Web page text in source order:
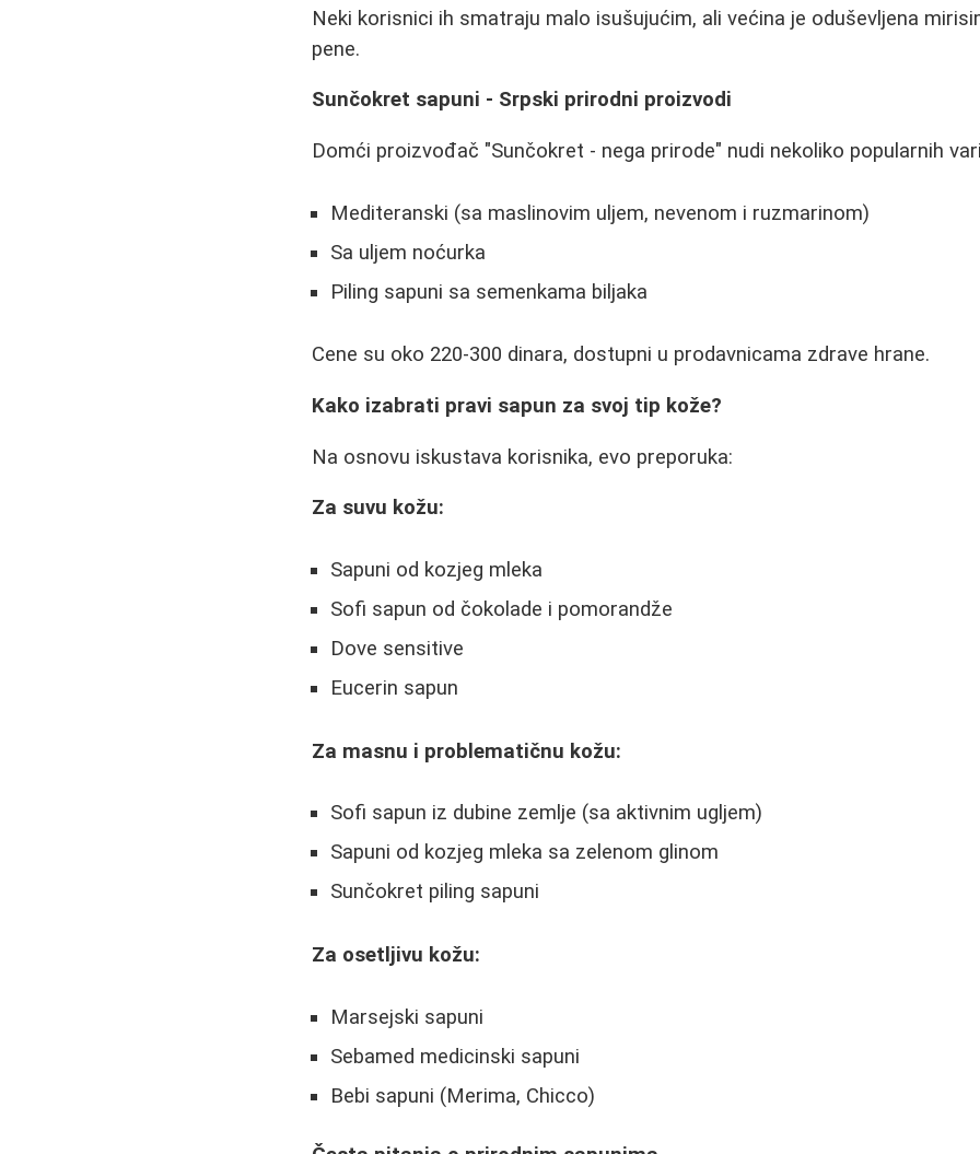
Neki korisnici ih smatraju malo isušujućim, ali većina je oduševljena
pene.
Sunčokret sapuni - Srpski prirodni proizvodi
Domći proizvođač "Sunčokret - nega prirode" nudi nekoliko popularnih
Mediteranski (sa maslinovim uljem, nevenom i ruzmarinom)
Sa uljem noćurka
Piling sapuni sa semenkama biljaka
Cene su oko 220-300 dinara, dostupni u prodavnicama zdrave hrane.
Kako izabrati pravi sapun za svoj tip kože?
Na osnovu iskustava korisnika, evo preporuka:
Za suvu kožu:
Sapuni od kozjeg mleka
Sofi sapun od čokolade i pomorandže
Dove sensitive
Eucerin sapun
Za masnu i problematičnu kožu:
Sofi sapun iz dubine zemlje (sa aktivnim ugljem)
Sapuni od kozjeg mleka sa zelenom glinom
Sunčokret piling sapuni
Za osetljivu kožu:
Marsejski sapuni
Sebamed medicinski sapuni
Bebi sapuni (Merima, Chicco)